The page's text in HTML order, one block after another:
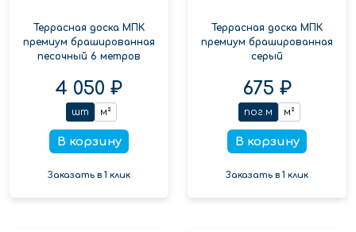
Террасная доска МПК
премиум брашированная
песочный 6 метров
4 050 ₽
шт м²
В корзину
Заказать в 1 клик
Террасная доска МПК
премиум брашированная
серый
675 ₽
пог.м м²
В корзину
Заказать в 1 клик